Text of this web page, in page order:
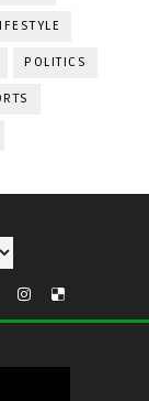
POLITICS